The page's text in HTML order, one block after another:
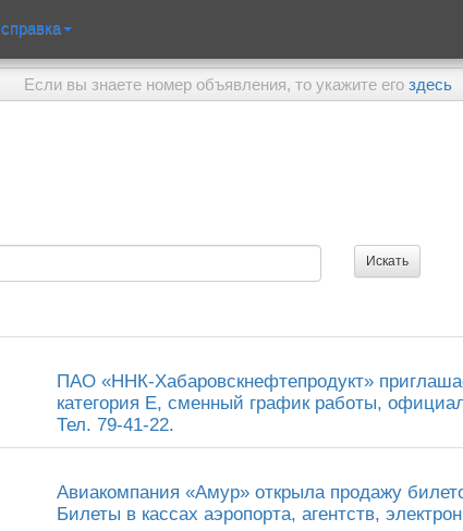
справка
Если вы знаете номер объявления, то укажите его здесь
ПАО «ННК-Хабаровскнефтепродукт»
категория Е, сменный график работы,
Тел. 79-41-22.
Авиакомпания «Амур» открыла продажу
Билеты в кассах аэропорта, агентств,